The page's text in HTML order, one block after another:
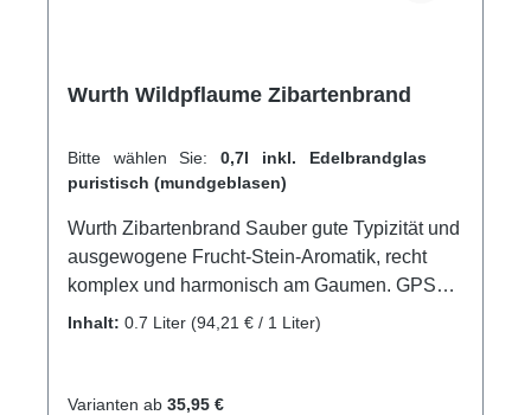
Wurth Wildpflaume Zibartenbrand
Bitte wählen Sie: 0,7l inkl. Edelbrandglas
puristisch (mundgeblasen)
Wurth Zibartenbrand Sauber gute Typizität und
ausgewogene Frucht-Stein-Aromatik, recht
komplex und harmonisch am Gaumen. GPSR-
Informationen HerstellerFirma: Edelbrennerei
77743E-Mail: info@edelbrennerei-wurth.com
Inhalt: 0.7 Liter (94,21 € / 1 Liter)
Varianten ab 35,95 €